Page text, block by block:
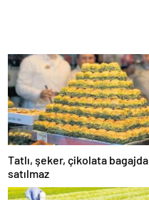
Tatlı, şeker, çikolata bagajda
satılmaz